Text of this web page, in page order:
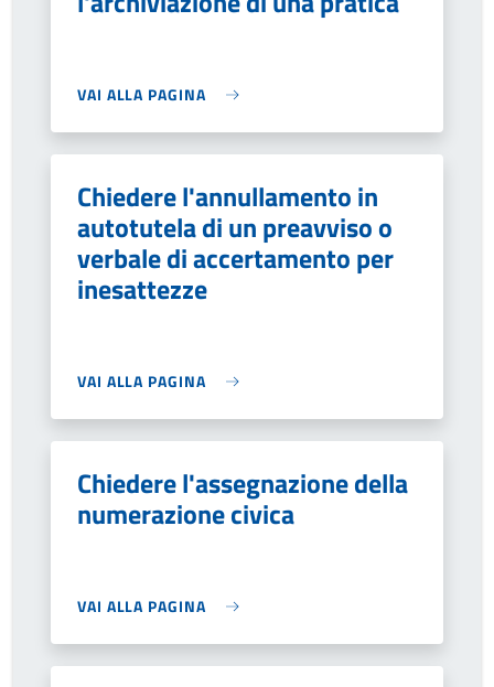
VAI ALLA PAGINA
Chiedere l'annullamento in
autotutela di un preavviso o
verbale di accertamento per
inesattezze
VAI ALLA PAGINA
Chiedere l'assegnazione della
numerazione civica
VAI ALLA PAGINA